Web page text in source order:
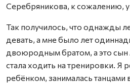
Серебряникова, к сожалению,
Так получилось, что однажды
девать, а мне было лет
двоюродным братом, а это сын
стала ходить на тренировки.
ребёнком, занималась танцами